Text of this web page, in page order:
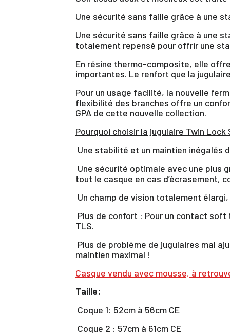
Une sécurité sans faille grâce à une
Une sécurité sans faille grâce à une
totalement repensé pour offrir une
En résine thermo-composite, elle
importantes. Le renfort que la
Pour un usage facilité, la nouvelle
flexibilité des branches offre un
GPA de cette nouvelle collection.
Pourquoi choisir la jugulaire Twin Lock
Une stabilité et un maintien inégalés
Une sécurité optimale avec une plus
tout le casque en cas d’écrasement,
Un champ de vision totalement élargi,
Plus de confort : Pour un contact
TLS.
Plus de problème de jugulaires mal
maintien maximal !
Casque vendu avec mousse, à
Taille:
Coque 1: 52cm à 56cm CE
Coque 2 : 57cm à 61cm CE
×